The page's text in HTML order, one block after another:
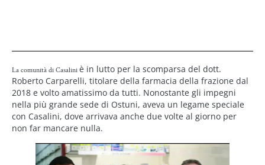
La comunità di Casalini è in lutto per la scomparsa del dott.
Roberto Carparelli, titolare della farmacia della frazione dal
2018 e volto amatissimo da tutti. Nonostante gli impegni
nella più grande sede di Ostuni, aveva un legame speciale
con Casalini, dove arrivava anche due volte al giorno per
non far mancare nulla.